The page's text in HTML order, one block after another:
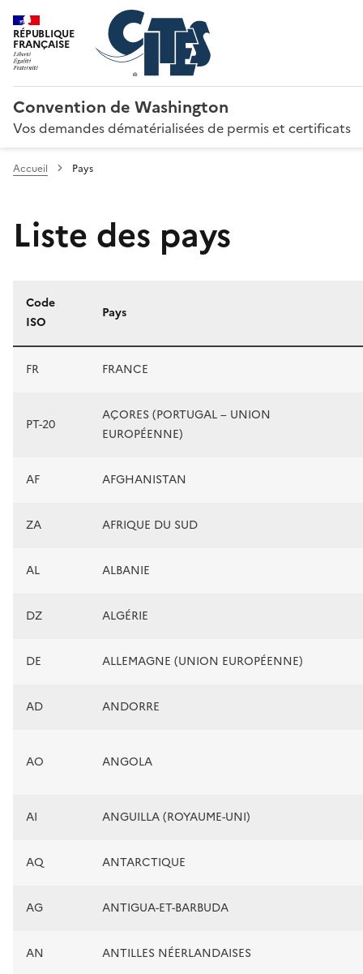
RÉPUBLIQUE
FRANÇAISE
Convention de Washington
Vos demandes dématérialisées de permis et certificats
Accueil Pays
Liste des pays
Liste des pays
Code
ISO
Pays
FR FRANCE
PT-20
AÇORES (PORTUGAL – UNION
EUROPÉENNE)
AF AFGHANISTAN
ZA AFRIQUE DU SUD
AL ALBANIE
DZ ALGÉRIE
DE ALLEMAGNE (UNION EUROPÉENNE)
AD ANDORRE
AO ANGOLA
AI ANGUILLA (ROYAUME-UNI)
AQ ANTARCTIQUE
AG ANTIGUA-ET-BARBUDA
AN ANTILLES NÉERLANDAISES